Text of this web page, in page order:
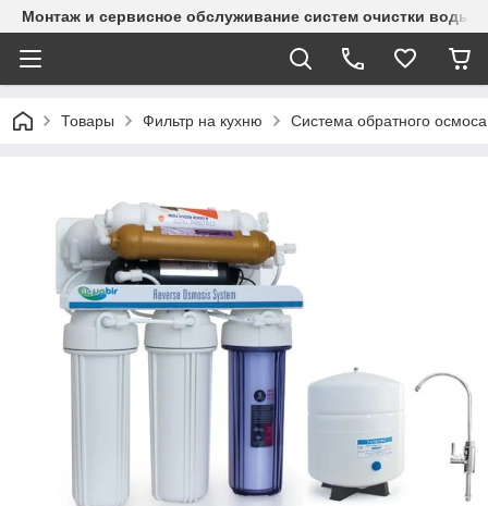
Монтаж и сервисное обслуживание систем очистки воды
Товары Фильтр на кухню Система обратного